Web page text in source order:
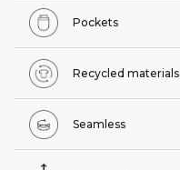
Pockets
Recycled materials
Seamless